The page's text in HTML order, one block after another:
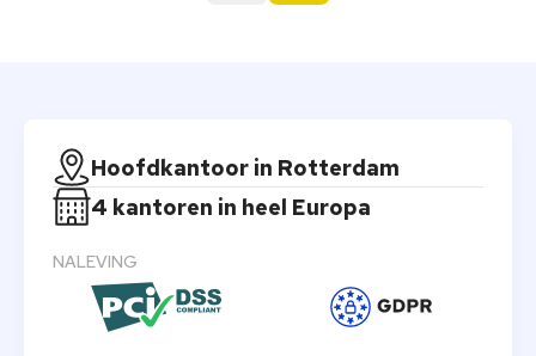
Hoofdkantoor in Rotterdam
4 kantoren in heel Europa
NALEVING